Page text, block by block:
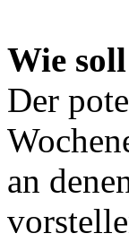
Wie
Der
an